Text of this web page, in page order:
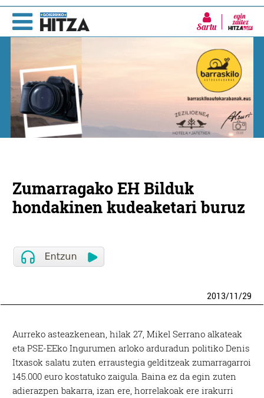
Sartu
Zumarragako EH Bilduk
hondakinen kudeaketari buruz
2013/11/29
Aurreko asteazkenean, hilak 27, Mikel Serrano alkateak
eta PSE-EEko Ingurumen arloko arduradun politiko Denis
Itxasok salatu zuten erraustegia gelditzeak zumarragarroi
145.000 euro kostatuko zaigula. Baina ez da egin zuten
adierazpen bakarra, izan ere, horrelakoak ere irakurri